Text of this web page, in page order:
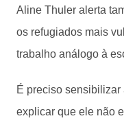
Aline Thuler alerta
os refugiados mais
trabalho análogo à
É preciso
explicar que ele não